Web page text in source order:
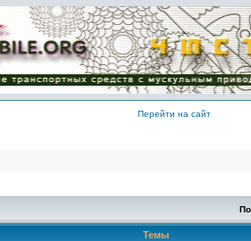
Перейти на сайт
Темы